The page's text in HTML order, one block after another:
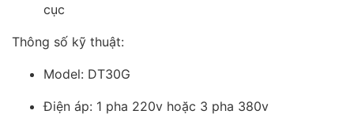
cục
Thông số kỹ thuật:
Model: DT30G
Điện áp: 1 pha 220v hoặc 3 pha 380v